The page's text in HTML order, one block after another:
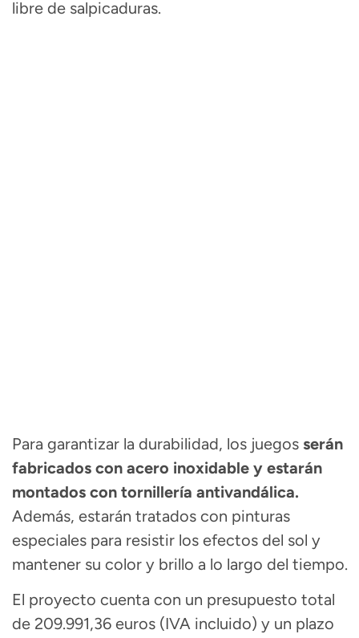
libre de salpicaduras.
Para garantizar la durabilidad, los juegos serán
fabricados con acero inoxidable y estarán
montados con tornillería antivandálica.
Además, estarán tratados con pinturas
especiales para resistir los efectos del sol y
mantener su color y brillo a lo largo del tiempo.
El proyecto cuenta con un presupuesto total
de 209.991,36 euros (IVA incluido) y un plazo